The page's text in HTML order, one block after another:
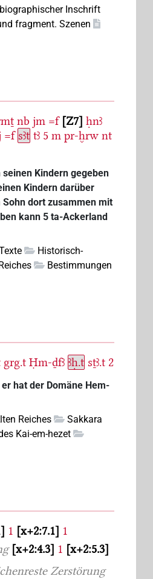
Inschrift
fragment. Szenen
nb jm =f Z7 ḥnꜣ
=f sꜣt tꜣ 5 m pr-ḫrw nt
Kindern gegeben
Kindern darüber
dort zusammen mit
kann 5 ta-Ackerland
Historisch-
Bestimmungen
grg.t Ḥm-ḏfꜣ ꜣḥ.t sṯꜣ.t 2
hat der Domäne Hem-
Reiches
Sakkara
Kai-em-hezet
1 x+2:7.1 1
x+2:4.3 1 x+2:5.3
Zerstörung